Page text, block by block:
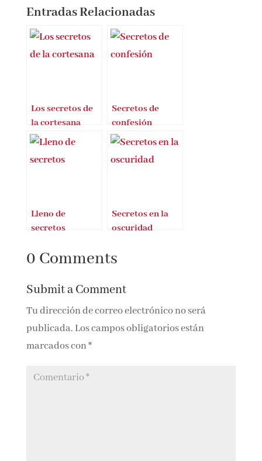
Entradas Relacionadas
Los secretos de
la cortesana
Secretos de
confesión
Lleno de
Secretos en la
Submit a Comment
Tu dirección de correo electrónico no será
publicada.Los campos obligatorios están